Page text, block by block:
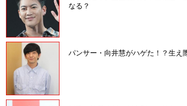
なる？
パンサー・向井慧がハゲた！？生え